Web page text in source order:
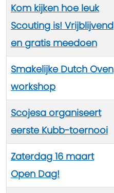
Kom kijken hoe leuk
Scouting is! Vrijblijvend
en gratis meedoen
Smakelijke Dutch Oven
workshop
Scojesa organiseert
eerste Kubb-toernooi
Zaterdag 16 maart
Open Dag!